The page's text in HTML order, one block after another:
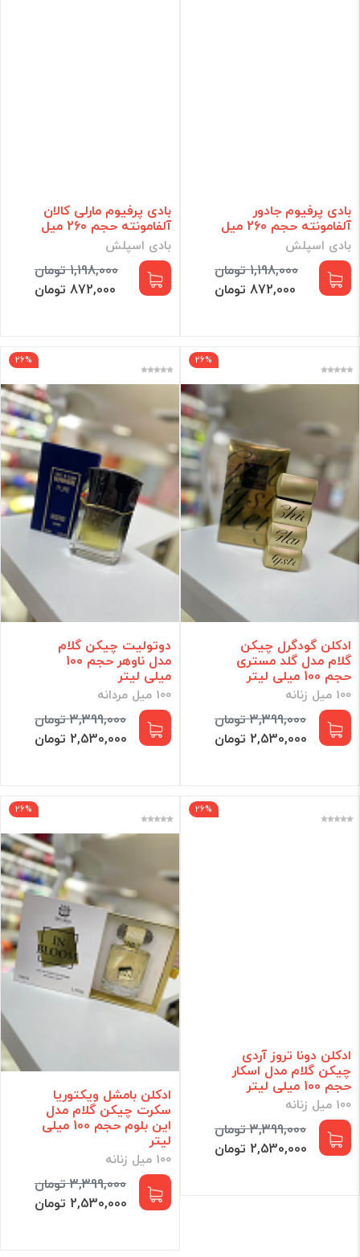
بادی پرفیوم جادور
آلفامونته حجم 260 میل
بادی اسپلش
1,198,000 تومان
872,000 تومان
بادی پرفیوم مارلی کالان
آلفامونته حجم 260 میل
بادی اسپلش
1,198,000 تومان
872,000 تومان
26%
ادکلن گودگرل چیکن
گلام مدل گلد مستری
حجم 100 میلی لیتر
100 میل زنانه
3,399,000 تومان
2,530,000 تومان
26%
دوتولیت چیکن گلام
مدل ناوهر حجم 100
میلی لیتر
100 میل مردانه
3,399,000 تومان
2,530,000 تومان
26%
ادکلن دونا تروز آردی
چیکن گلام مدل اسکار
حجم 100 میلی لیتر
100 میل زنانه
3,399,000 تومان
2,530,000 تومان
26%
ادکلن بامشل ویکتوریا
سکرت چیکن گلام مدل
این بلوم حجم 100 میلی
لیتر
100 میل زنانه
3,399,000 تومان
2,530,000 تومان